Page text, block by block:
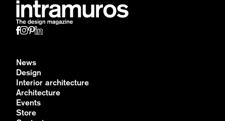
News
Design
Interior architecture
Architecture
Events
Store